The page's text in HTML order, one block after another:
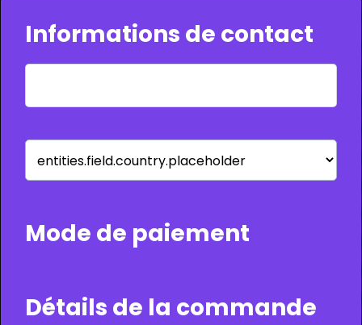
Informations de contact
Mode de paiement
Détails de la commande